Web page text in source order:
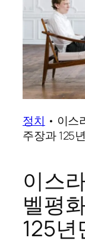
정치 • 이스
주장과 125
이스
벨평
125년